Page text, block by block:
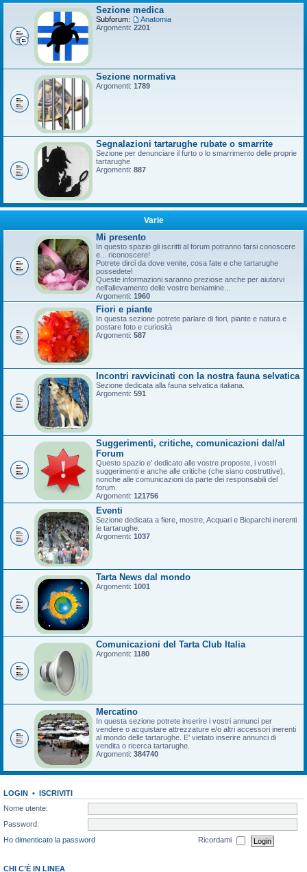
Sezione medica
Subforum:
Anatomia
Argomenti: 2201
Sezione normativa
Argomenti: 1789
Segnalazioni tartarughe rubate o smarrite
Sezione per denunciare il furto o lo smarrimento delle proprie
tartarughe
Argomenti: 887
Varie
Mi presento
In questo spazio gli iscritti al forum potranno farsi conoscere
e... riconoscere!
Potrete dirci da dove venite, cosa fate e che tartarughe
possedete!
Queste informazioni saranno preziose anche per aiutarvi
nell'allevamento delle vostre beniamine...
Argomenti: 1960
Fiori e piante
In questa sezione potrete parlare di fiori, piante e natura e
postare foto e curiosità
Argomenti: 587
Incontri ravvicinati con la nostra fauna selvatica
Sezione dedicata alla fauna selvatica italiana.
Argomenti: 591
Suggerimenti, critiche, comunicazioni dal/al
Forum
Questo spazio e' dedicato alle vostre proposte, i vostri
suggerimenti e anche alle critiche (che siano costruttive),
nonche alle comunicazioni da parte dei responsabili del
forum.
Argomenti: 121756
Eventi
Sezione dedicata a fiere, mostre, Acquari e Bioparchi inerenti
le tartarughe.
Argomenti: 1037
Tarta News dal mondo
Argomenti: 1001
Comunicazioni del Tarta Club Italia
Argomenti: 1180
Mercatino
In questa sezione potrete inserire i vostri annunci per
vendere o acquistare attrezzature e/o altri accessori inerenti
al mondo delle tartarughe. E' vietato inserire annunci di
vendita o ricerca tartarughe.
Argomenti: 384740
LOGIN • ISCRIVITI
Nome utente:
Password:
Ho dimenticato la password
Ricordami
CHI C’È IN LINEA